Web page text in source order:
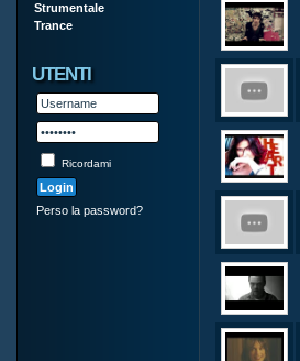
Strumentale
Trance
UTENTI
Ricordami
Perso la password?